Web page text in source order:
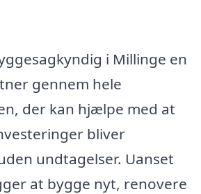
i Millinge en
gennem hele
der kan hjælpe med at
bliver
undtagelser. Uanset
at bygge nyt, renovere